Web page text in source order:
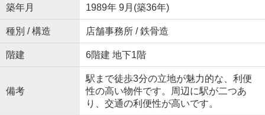
築年月 1989年 9月(築36年)
種別 / 構造 店舗事務所 / 鉄骨造
階建 6階建 地下1階
備考
駅まで徒歩3分の立地が魅力的な、利便
性の高い物件です。周辺に駅が二つあ
り、交通の利便性が高いです。